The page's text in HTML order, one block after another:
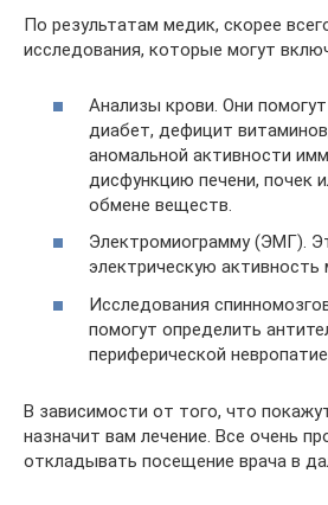
По результатам медик, скорее
исследования, которые могут
Анализы крови. Они
диабет, дефицит
аномальной активности
дисфункцию печени, почек
обмене веществ.
Электромиограмму (ЭМГ).
электрическую
Исследования
помогут определить
периферической
В зависимости от того, что
назначит вам лечение. Все очень
откладывать посещение врача в